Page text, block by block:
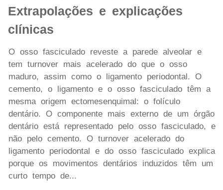
Extrapolações e explicações
clínicas
O osso fasciculado reveste a parede alveolar e
tem turnover mais acelerado do que o osso
maduro, assim como o ligamento periodontal. O
cemento, o ligamento e o osso fasciculado têm a
mesma origem ectomesenquimal: o folículo
dentário. O componente mais externo de um órgão
dentário está representado pelo osso fasciculado, e
não pelo cemento. O turnover acelerado do
ligamento periodontal e do osso fasciculado explica
porque os movimentos dentários induzidos têm um
curto tempo de...